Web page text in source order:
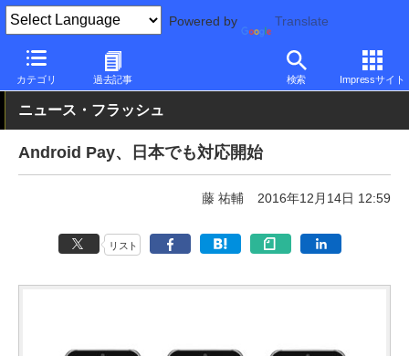
Powered by Translate
カテゴリ 過去記事 検索 Impressサイト
PC Watch ソフトウェア/アプリ その他
ニュース・フラッシュ
Android Pay、日本でも対応開始
藤 祐輔 2016年12月14日 12:59
リスト